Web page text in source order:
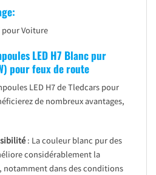
pour Voiture
LED H7 Blanc pur
pour feux de route
LED H7 de Tledcars pour
de nombreux avantages,
: La couleur blanc pur des
considérablement la
dans des conditions